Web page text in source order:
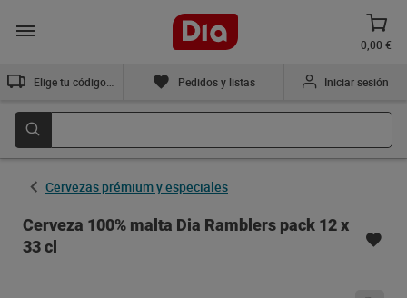
0,00 €
Pedidos y listas Iniciar sesión
Cervezas prémium y especiales
Cerveza 100% malta Dia Ramblers pack 12 x
33 cl